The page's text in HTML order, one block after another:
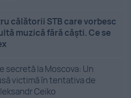
călătorii STB care vorbesc
muzică fără căști. Ce se
secretă la Moscova: Un
victimă în tentativa de
Ceiko